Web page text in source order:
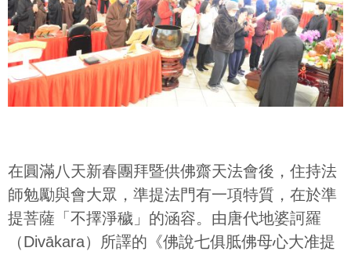
在圓滿八天新春團拜暨供佛齋天法會後，住持法
師勉勵與會大眾，準提法門有一項特質，在於準
提菩薩「不擇淨穢」的涵容。由唐代地婆訶羅
（Divākara）所譯的《佛說七俱胝佛母心大准提